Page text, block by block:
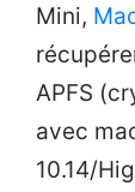
Mini,
APFS
avec
10.14/